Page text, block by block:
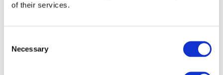
of their services.
Selection
Necessary
WordPress-sivustoja varten, ja siksi parhaiten
minkään kansainvälisen teknologiajätin